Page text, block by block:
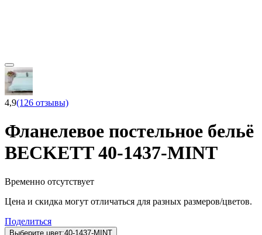
4,9(126 отзывы)
Фланелевое постельное бельё
BECKETT 40-1437-MINT
Временно отсутствует
Цена и скидка могут отличаться для разных размеров/цветов.
Поделиться
Выберите цвет:40-1437-MINT